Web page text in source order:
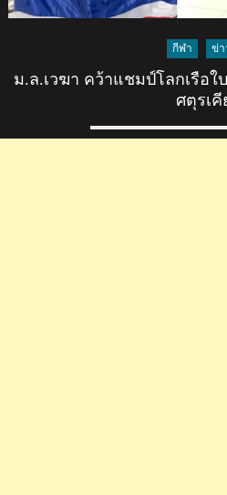
กีฬา ข่า
ม.ล.เวฆา คว้าแชมป์โลกเรือใ
ศตุรเคี